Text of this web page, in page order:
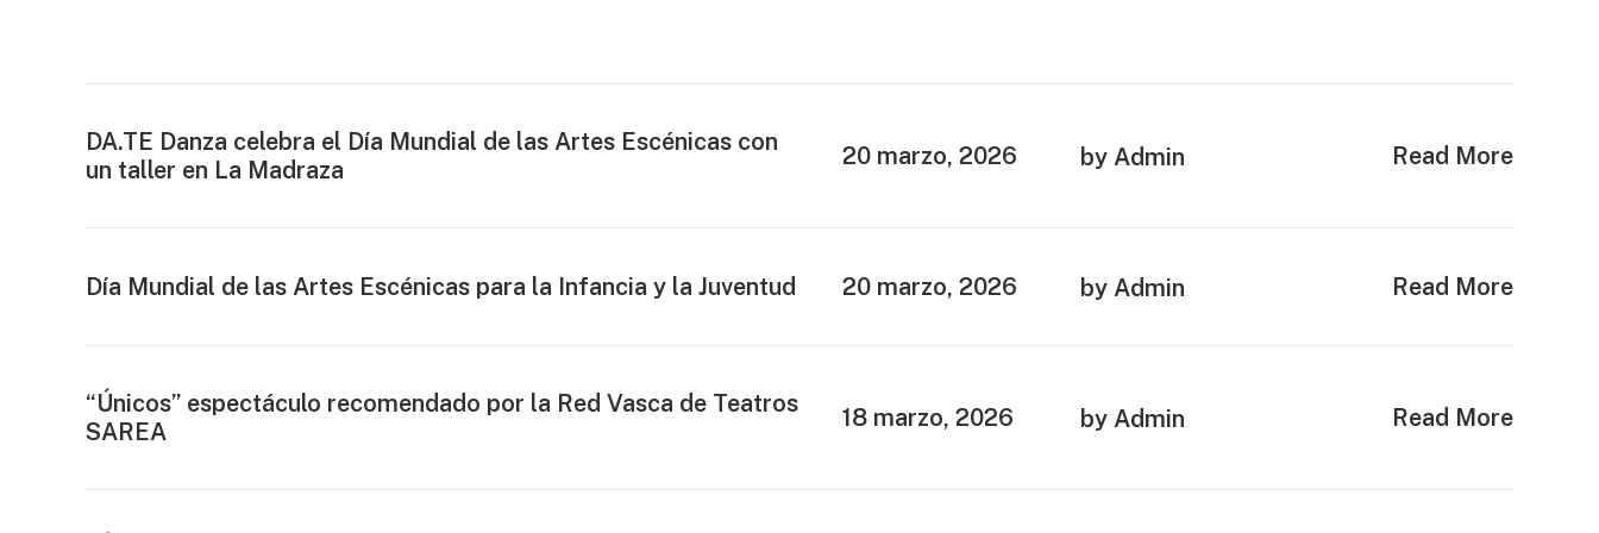
DA.TE Danza celebra el Día Mundial de las Artes Escénicas con
un taller en La Madraza
20 marzo, 2026 by Admin Read More
Día Mundial de las Artes Escénicas para la Infancia y la Juventud 20 marzo, 2026 by Admin Read More
“Únicos” espectáculo recomendado por la Red Vasca de Teatros
SAREA
18 marzo, 2026 by Admin Read More